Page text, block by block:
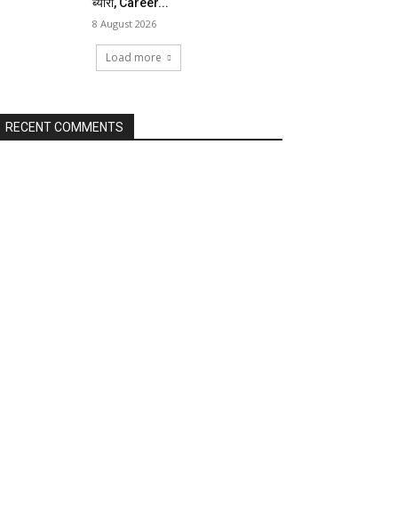
8 August 2026
Load more
RECENT COMMENTS